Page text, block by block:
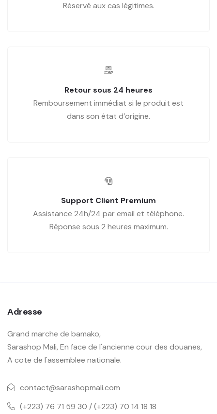
Réservé aux cas légitimes.
Retour sous 24 heures
Remboursement immédiat si le produit est
dans son état d’origine.
Support Client Premium
Assistance 24h/24 par email et téléphone.
Réponse sous 2 heures maximum.
Adresse
Grand marche de bamako,
Sarashop Mali, En face de l'ancienne cour des douanes,
A cote de l'assemblee nationale.
contact@sarashopmali.com
(+223) 76 71 59 30 / (+223) 70 14 18 18